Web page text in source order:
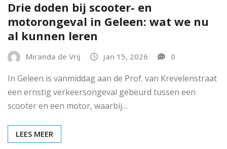
Drie doden bij scooter- en
motorongeval in Geleen: wat we nu
al kunnen leren
Miranda de Vrij jan 15, 2026 0
In Geleen is vanmiddag aan de Prof. van Krevelenstraat
een ernstig verkeersongeval gebeurd tussen een
scooter en een motor, waarbij…
LEES MEER